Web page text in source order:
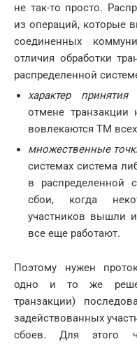
не так-то просто.
из операций, которые
соединенных
отличия обработки
распределенной
характер принятия
отмене
вовлекаются ТМ
множественные
системах система
в распределенной
сбои, когда
участников вышли
все еще работают.
Поэтому нужен
одно и то же
транзакции)
задействованных
сбоев. Для этого